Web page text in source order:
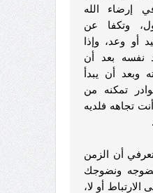
إرضاء الله
وتكفا عن
أو وعد، وإذا
نفسه بعد أن
وبعد أن يبدأ
تمكنه من
تجاهه فلديه
أن الزمن
ونضوجك
الارتباط أو لا،